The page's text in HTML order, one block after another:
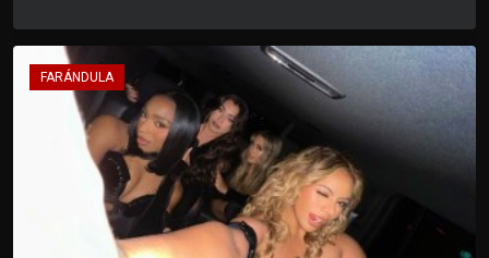
FARÁNDULA